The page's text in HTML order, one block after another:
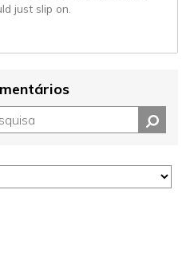
just slip on.